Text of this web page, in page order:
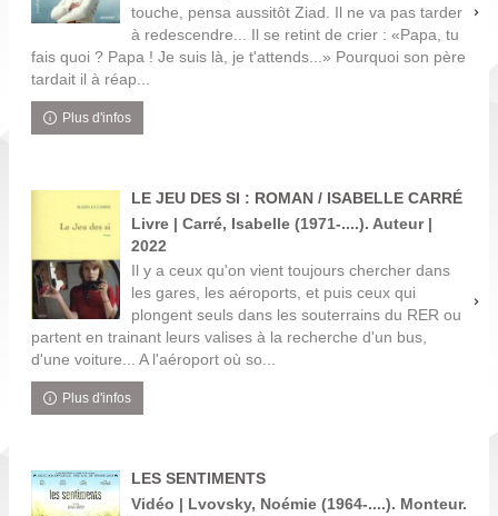
touche, pensa aussitôt Ziad. Il ne va pas tarder
à redescendre... Il se retint de crier : «Papa, tu
fais quoi ? Papa ! Je suis là, je t'attends...» Pourquoi son père
tardait il à réap...
Plus d'infos
LE JEU DES SI : ROMAN / ISABELLE CARRÉ
Livre | Carré, Isabelle (1971-....). Auteur |
2022
Il y a ceux qu'on vient toujours chercher dans
les gares, les aéroports, et puis ceux qui
plongent seuls dans les souterrains du RER ou
partent en trainant leurs valises à la recherche d'un bus,
d'une voiture... A l'aéroport où so...
Plus d'infos
LES SENTIMENTS
Vidéo | Lvovsky, Noémie (1964-....). Monteur.